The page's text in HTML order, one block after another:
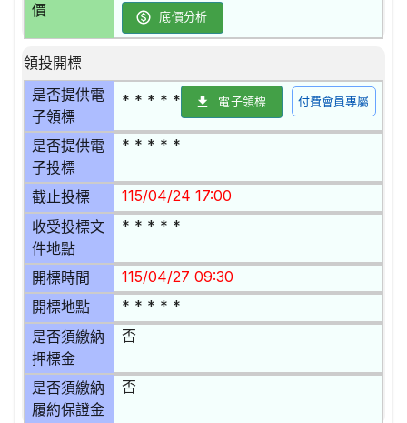
價
底價分析
領投開標
是否提供電
子領標
* * * * * 電子領標 付費會員專屬
是否提供電
子投標
* * * * *
截止投標 115/04/24 17:00
收受投標文
件地點
* * * * *
開標時間 115/04/27 09:30
開標地點 * * * * *
是否須繳納
押標金
否
是否須繳納
履約保證金
否